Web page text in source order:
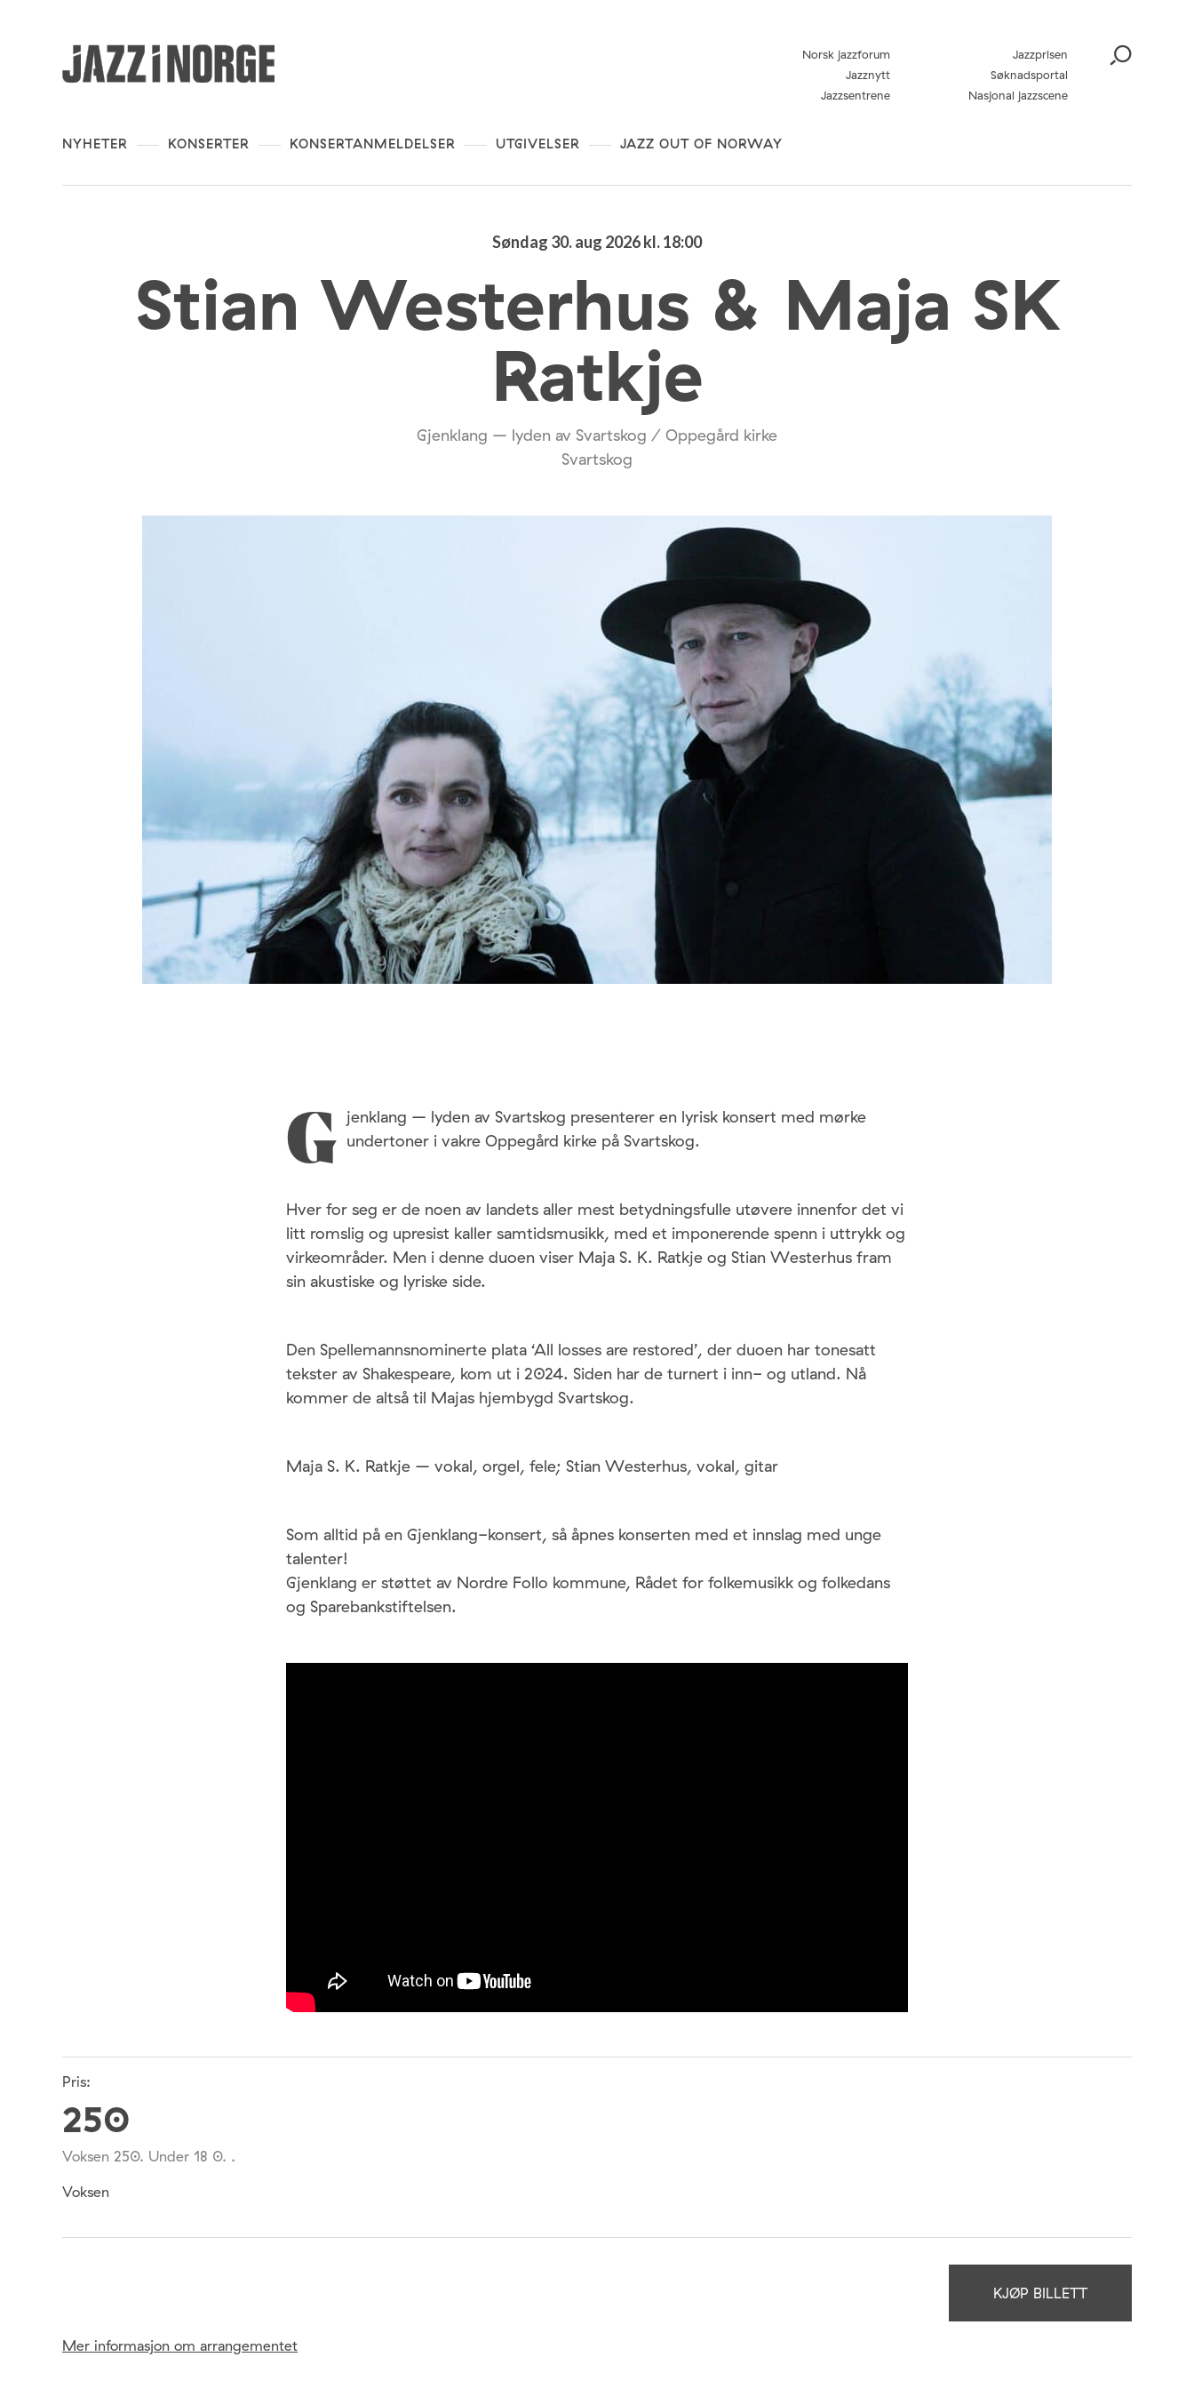
NYHETER KONSERTER KONSERTANMELDELSER UTGIVELSER JAZZ OUT OF NORWAY
Norsk jazzforum
Jazzprisen
Jazznytt
Søknadsportal
Jazzsentrene
Nasjonal jazzscene
Søndag 30. aug 2026 kl. 18:00
Stian Westerhus & Maja SK
Ratkje
Gjenklang – lyden av Svartskog / Oppegård kirke
Svartskog
G jenklang – lyden av Svartskog presenterer en lyrisk konsert med mørke
undertoner i vakre Oppegård kirke på Svartskog.
Hver for seg er de noen av landets aller mest betydningsfulle utøvere innenfor det vi
litt romslig og upresist kaller samtidsmusikk, med et imponerende spenn i uttrykk og
virkeområder. Men i denne duoen viser Maja S. K. Ratkje og Stian Westerhus fram
sin akustiske og lyriske side.
Den Spellemannsnominerte plata ‘All losses are restored’, der duoen har tonesatt
tekster av Shakespeare, kom ut i 2024. Siden har de turnert i inn- og utland. Nå
kommer de altså til Majas hjembygd Svartskog.
Maja S. K. Ratkje – vokal, orgel, fele; Stian Westerhus, vokal, gitar
Som alltid på en Gjenklang-konsert, så åpnes konserten med et innslag med unge
talenter!
Gjenklang er støttet av Nordre Follo kommune, Rådet for folkemusikk og folkedans
og Sparebankstiftelsen.
Pris:
250
Voksen 250. Under 18 0. .
Voksen
KJØP BILLETT
Mer informasjon om arrangementet